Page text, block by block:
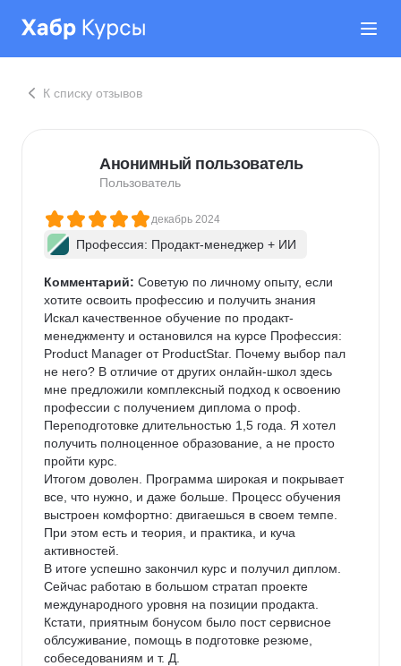
К списку отзывов
Анонимный пользователь
Пользователь
декабрь 2024
Профессия: Продакт-менеджер + ИИ
Комментарий: Советую по личному опыту, если
хотите освоить профессию и получить знания
Искал качественное обучение по продакт-
менеджменту и остановился на курсе Профессия:
Product Manager от ProductStar. Почему выбор пал
не него? В отличие от других онлайн-школ здесь
мне предложили комплексный подход к освоению
профессии с получением диплома о проф.
Переподготовке длительностью 1,5 года. Я хотел
получить полноценное образование, а не просто
пройти курс.
Итогом доволен. Программа широкая и покрывает
все, что нужно, и даже больше. Процесс обучения
выстроен комфортно: двигаешься в своем темпе.
При этом есть и теория, и практика, и куча
активностей.
В итоге успешно закончил курс и получил диплом.
Сейчас работаю в большом стратап проекте
международного уровня на позиции продакта.
Кстати, приятным бонусом было пост сервисное
облсуживание, помощь в подготовке резюме,
собеседованиям и т. Д.